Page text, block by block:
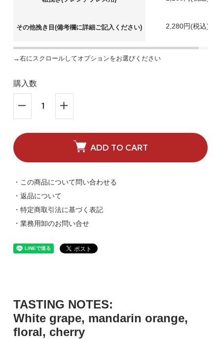
その他挽き目(備考欄に詳細ご記入ください) 2,280円(税込)
→右にスクロールしてオプションをお選びください
購入数
ADD TO CART
・この商品について問い合わせる
・返品について
・特定商取引法に基づく表記
・業務用卸のお問い合せ
TASTING NOTES:
White grape, mandarin orange,
floral, cherry